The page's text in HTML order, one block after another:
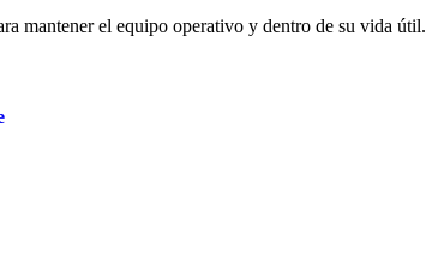
mantener el equipo operativo y dentro de su vida útil.